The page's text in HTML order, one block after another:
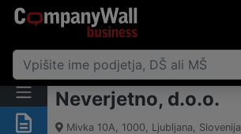
Povzetek
Neverjetno, d.o.o.
Mivka 10A, 1000, Ljubljana, Slovenija